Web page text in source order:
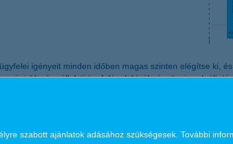
igényeit minden időben magas szinten elégítse ki,
kkv és vállalati ügyfelének kínál pénzügyi
teljes tevékenysége hozzávetőlegesen 4000
55 milliárd forint, az elmúlt 5 évben összesen 239
szabott ajánlatok adásához szükségesek. További